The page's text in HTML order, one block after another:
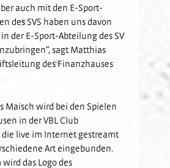
auch mit den E-Sport-
des SVS haben uns davon
der E-Sport-Abteilung des SV
sagt Matthias
des Finanzhauses
Maisch wird bei den Spielen
in der VBL Club
die live im Internet gestreamt
Art eingebunden.
das Logo des